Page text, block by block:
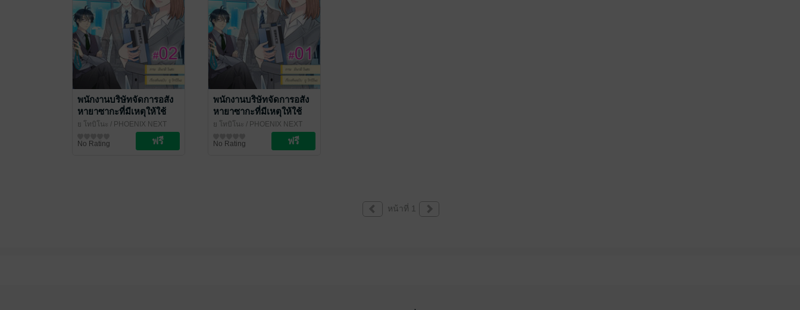
พนักงานบริษัทจัดการอสัง
หายาซากะที่มีเหตุให้ใช้
ชีวิตร่วมกับวิญญาณ ฉบับ
V-Scroll ตอนที่ 2
ยู โทบิโนะ / PHOENIX NEXT
No Rating
พนักงานบริษัทจัดการอสัง
หายาซากะที่มีเหตุให้ใช้
ชีวิตร่วมกับวิญญาณ ฉบับ
V-Scroll ตอนที่ 1
ยู โทบิโนะ / PHOENIX NEXT
No Rating
หน้าที่ 1